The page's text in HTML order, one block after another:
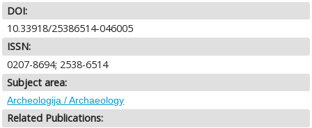
DOI:
10.33918/25386514-046005
ISSN:
0207-8694; 2538-6514
Subject area:
Archeologija / Archaeology
Related Publications: